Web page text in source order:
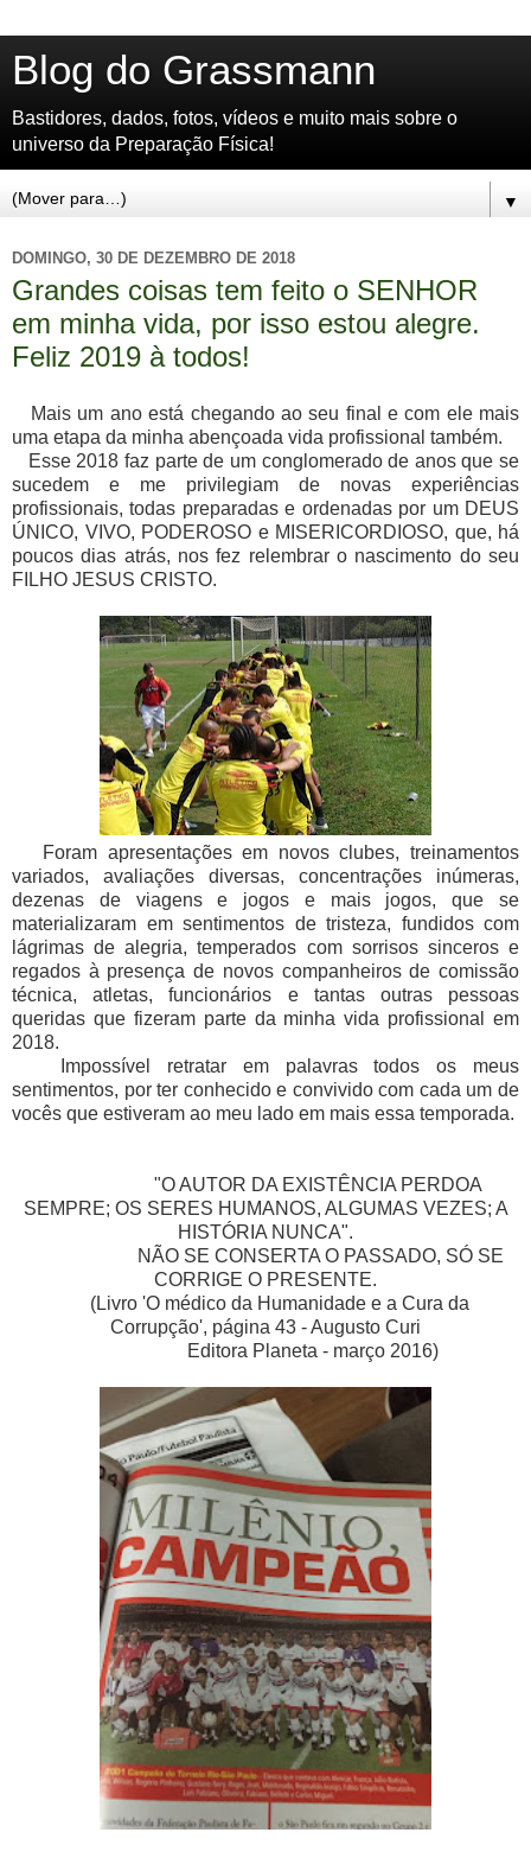
Blog do Grassmann
Bastidores, dados, fotos, vídeos e muito mais sobre o
universo da Preparação Física!
▼
DOMINGO, 30 DE DEZEMBRO DE 2018
Grandes coisas tem feito o SENHOR
em minha vida, por isso estou alegre.
Feliz 2019 à todos!
Mais um ano está chegando ao seu final e com ele mais
uma etapa da minha abençoada vida profissional também.
Esse 2018 faz parte de um conglomerado de anos que se
sucedem e me privilegiam de novas experiências
profissionais, todas preparadas e ordenadas por um DEUS
ÚNICO, VIVO, PODEROSO e MISERICORDIOSO, que, há
poucos dias atrás, nos fez relembrar o nascimento do seu
FILHO JESUS CRISTO.
Foram apresentações em novos clubes, treinamentos
variados, avaliações diversas, concentrações inúmeras,
dezenas de viagens e jogos e mais jogos, que se
materializaram em sentimentos de tristeza, fundidos com
lágrimas de alegria, temperados com sorrisos sinceros e
regados à presença de novos companheiros de comissão
técnica, atletas, funcionários e tantas outras pessoas
queridas que fizeram parte da minha vida profissional em
2018.
Impossível retratar em palavras todos os meus
sentimentos, por ter conhecido e convivido com cada um de
vocês que estiveram ao meu lado em mais essa temporada.
"O AUTOR DA EXISTÊNCIA PERDOA
SEMPRE; OS SERES HUMANOS, ALGUMAS VEZES; A
HISTÓRIA NUNCA".
NÃO SE CONSERTA O PASSADO, SÓ SE
CORRIGE O PRESENTE.
(Livro 'O médico da Humanidade e a Cura da
Corrupção', página 43 - Augusto Curi
Editora Planeta - março 2016)